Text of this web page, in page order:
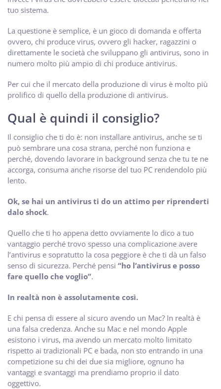
tuo sistema.
La questione è semplice, è un gioco di domanda e offerta
ovvero, chi produce virus, ovvero gli hacker, ragazzini o
direttamente le società che sviluppano gli antivirus, sono in
numero molto più ampio di chi produce antivirus.
Per cui che il mercato della produzione di virus è molto più
prolifico di quello della produzione di antivirus.
Qual è quindi il consiglio?
Il consiglio che ti do è: non installare antivirus, anche se ti
può sembrare una cosa strana, perché non funziona e
perché, dovendo lavorare in background senza che tu te ne
accorga, consuma anche risorse del tuo PC rendendolo più
lento.
Ok, se hai un antivirus ti do un attimo per riprenderti
dalo shock.
Quello che ti ho appena detto ovviamente lo dico a tuo
vantaggio perché trovo spesso una complicazione avere
l’antivirus e sopratutto la cosa peggiore è che ti dà un falso
senso di sicurezza. Perché pensi “ho l’antivirus e posso
fare quello che voglio”.
In realtà non è assolutamente così.
E chi pensa di essere al sicuro avendo un Mac? In realtà è
una falsa credenza. Anche su Mac e nel mondo Apple
esistono i virus, ma avendo un mercato molto limitato
rispetto ai tradizionali PC e bada, non sto entrando in una
competizione su chi dei due sia migliore, ognuno ha
vantaggi e svantaggi ma prendiamo proprio il dato
oggettivo.